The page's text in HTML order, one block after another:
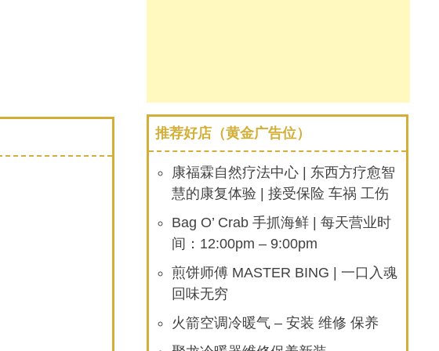
推荐好店（黄金广告位）
康福霖自然疗法中心 | 东西方疗愈智
慧的康复体验 | 接受保险 车祸 工伤
Bag O’ Crab 手抓海鲜 | 每天营业时
间：12:00pm – 9:00pm
煎饼师傅 MASTER BING | 一口入魂
回味无穷
火箭空调冷暖气 – 安装 维修 保养